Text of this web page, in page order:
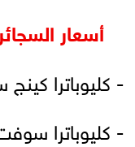
أسعار
- كليوباترا كينج سايز:
- كليوباترا سوفت